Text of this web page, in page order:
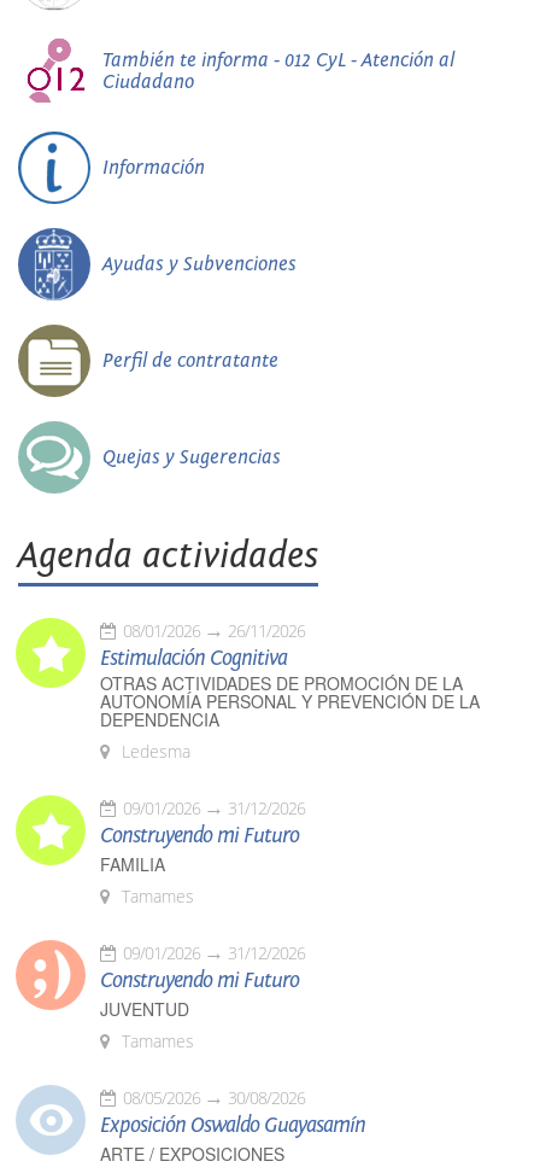
También te informa - 012 CyL - Atención al
Ciudadano
Información
Ayudas y Subvenciones
Perfil de contratante
Quejas y Sugerencias
Agenda actividades
08/01/2026 26/11/2026
Estimulación Cognitiva
OTRAS ACTIVIDADES DE PROMOCIÓN DE LA
AUTONOMÍA PERSONAL Y PREVENCIÓN DE LA
DEPENDENCIA
Ledesma
09/01/2026 31/12/2026
Construyendo mi Futuro
FAMILIA
Tamames
09/01/2026 31/12/2026
Construyendo mi Futuro
JUVENTUD
Tamames
08/05/2026 30/08/2026
Exposición Oswaldo Guayasamín
ARTE / EXPOSICIONES